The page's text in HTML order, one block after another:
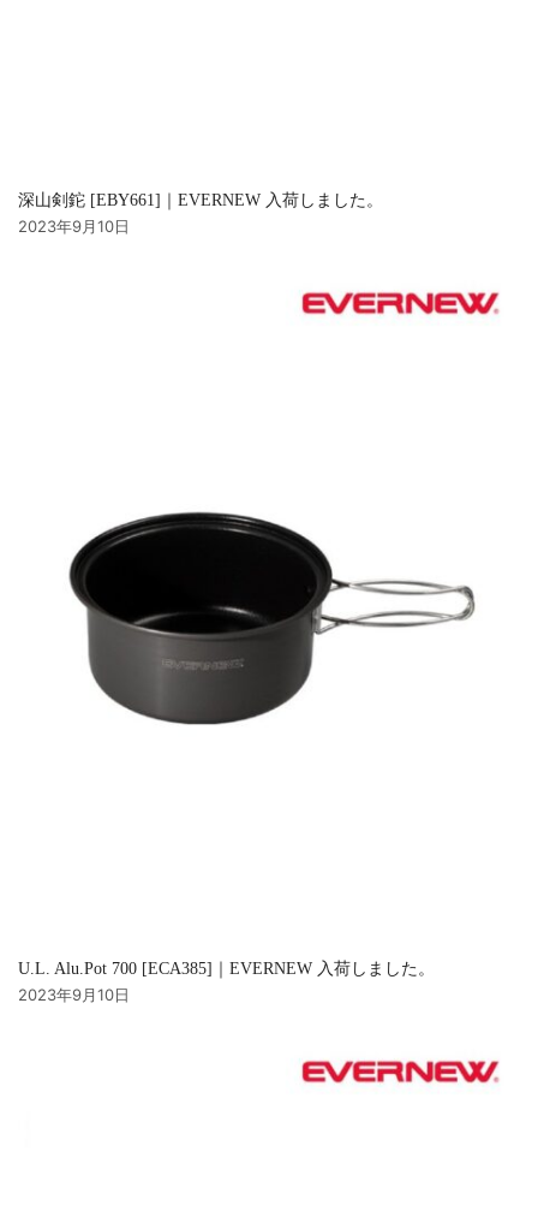
深山剣鉈 [EBY661]｜EVERNEW 入荷しました。
2023年9月10日
U.L. Alu.Pot 700 [ECA385]｜EVERNEW 入荷しました。
2023年9月10日